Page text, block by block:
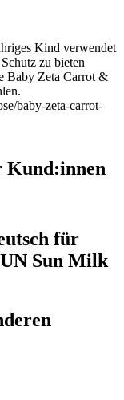
Kind verwendet
zu bieten
Baby Zeta Carrot &
baby-zeta-carrot-
Kund:innen
für
Sun Milk